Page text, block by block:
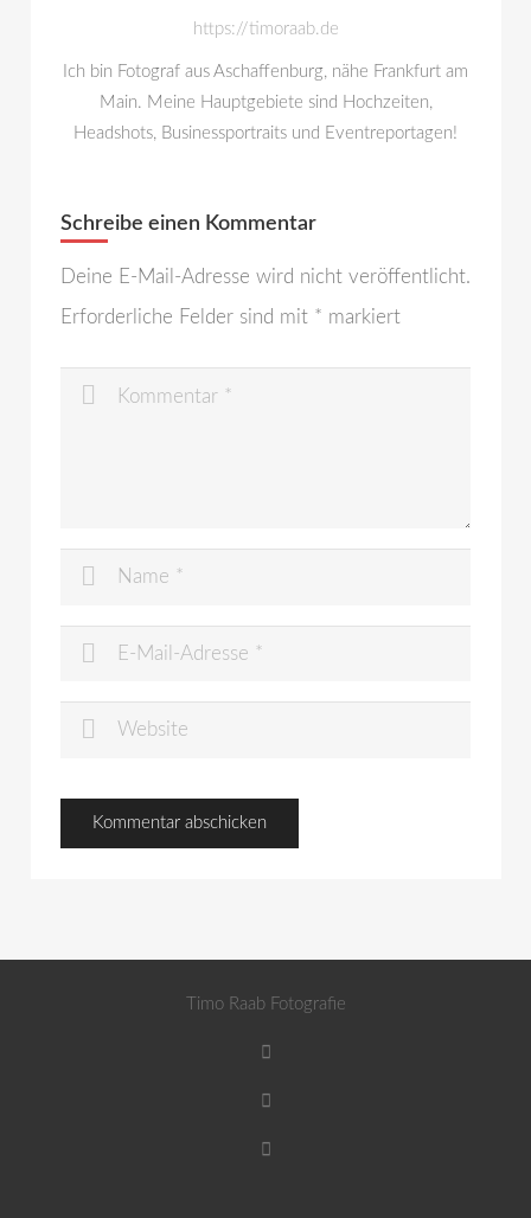
https://timoraab.de
Ich bin Fotograf aus Aschaffenburg, nähe Frankfurt am
Main. Meine Hauptgebiete sind Hochzeiten,
Headshots, Businessportraits und Eventreportagen!
Schreibe einen Kommentar
Deine E-Mail-Adresse wird nicht veröffentlicht.
Erforderliche Felder sind mit * markiert
Timo Raab Fotografie